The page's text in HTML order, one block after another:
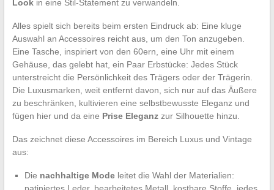
Lookin eine Stil-Statement zu verwandeln.
Alles spielt sich bereits beim ersten Eindruck ab: Eine kluge
Auswahl an Accessoires reicht aus, um den Ton anzugeben.
Eine Tasche, inspiriert von den 60ern, eine Uhr mit einem
Gehäuse, das gelebt hat, ein Paar Erbstücke: Jedes Stück
unterstreicht die Persönlichkeit des Trägers oder der Trägerin.
Die Luxusmarken, weit entfernt davon, sich nur auf das Äußere
zu beschränken, kultivieren eine selbstbewusste Eleganz und
fügen hier und da eine Prise Eleganzzur Silhouette hinzu.
Das zeichnet diese Accessoires im Bereich Luxus und Vintage
aus:
Die nachhaltige Modeleitet die Wahl der Materialien: